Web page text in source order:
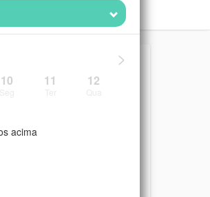
>
10 11 12
acima